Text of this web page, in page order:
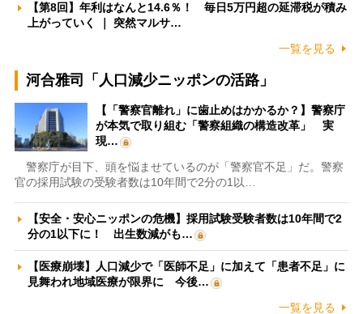
【第8回】年利はなんと14.6％！ 毎日5万円超の延滞税が積み
上がっていく ｜ 突然マルサ…
一覧を見る
河合雅司「人口減少ニッポンの活路」
【「警察官離れ」に歯止めはかかるか？】警察庁
が本気で取り組む「警察組織の構造改革」 実
現…
警察庁が目下、頭を悩ませているのが「警察官不足」だ。警察
官の採用試験の受験者数は10年間で2分の1以…
【安全・安心ニッポンの危機】採用試験受験者数は10年間で2
分の1以下に！ 出生数減がも…
【医療崩壊】人口減少で「医師不足」に加えて「患者不足」に
見舞われ地域医療が限界に 今後…
一覧を見る